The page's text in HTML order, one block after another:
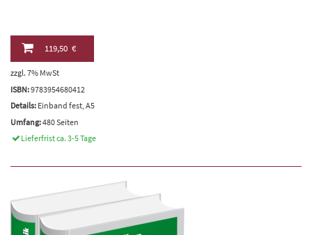
119,50 €
zzgl. 7% MwSt
ISBN:9783954680412
Details: Einband fest, A5
Umfang:480 Seiten
Lieferfrist ca. 3-5 Tage